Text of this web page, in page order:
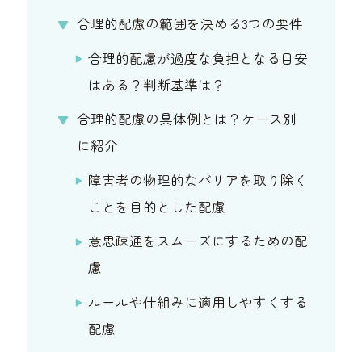
合理的配慮の範囲を決める3つの要件
合理的配慮が過度な負担となる目安
はある？判断基準は？
合理的配慮の具体例とは？ケース別
に紹介
障害者の物理的なバリアを取り除く
ことを目的とした配慮
意思疎通をスムーズにするための配
慮
ルールや仕組みに適用しやすくする
配慮